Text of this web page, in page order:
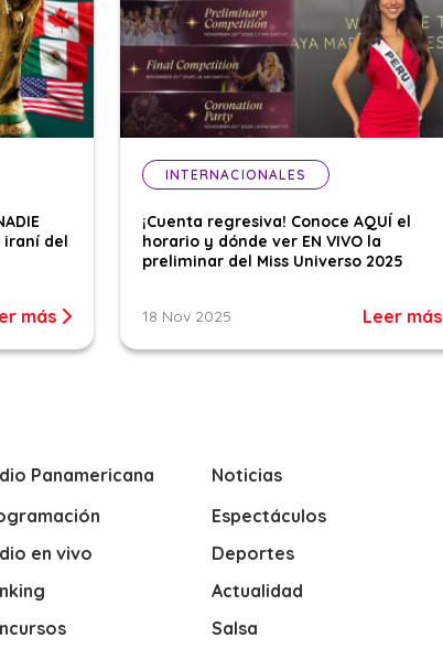
iraní del
más
INTERNACIONALES
¡Cuenta regresiva! Conoce AQUÍ el
horario y dónde ver EN VIVO la
preliminar del Miss Universo 2025
18 Nov 2025 Leer más
Panamericana
en vivo
Noticias
Espectáculos
Deportes
Actualidad
Salsa